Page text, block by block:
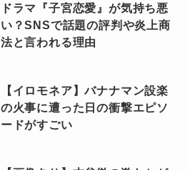
ドラマ『子宮恋愛』が気持ち悪
い？SNSで話題の評判や炎上商
法と言われる理由
【イロモネア】バナナマン設楽
の火事に遭った日の衝撃エピソ
ードがすごい